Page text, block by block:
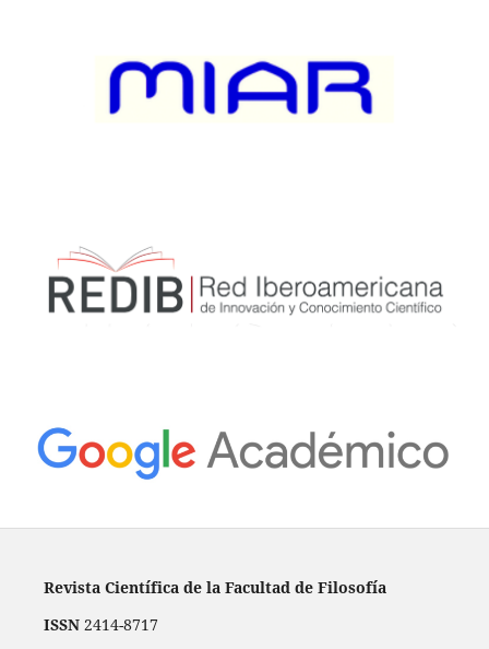
Revista Científica de la Facultad de Filosofía
ISSN2414-8717